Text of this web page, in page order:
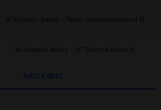
JK Kuusalu Kalev - JK Tallinna Kalev III
NÄITA VEEL